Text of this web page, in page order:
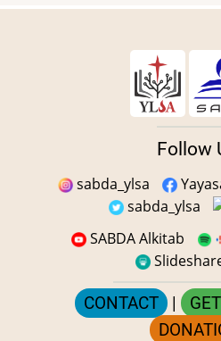
Follow
sabda_ylsa
sabda_ylsa
SABDA Alkitab
CONTACT |